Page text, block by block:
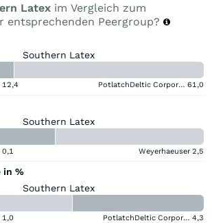
Latex im Vergleich zum
entsprechenden Peergroup?
Southern Latex
12,4 PotlatchDeltic Corporation 61,0
Southern Latex
0,1 Weyerhaeuser 2,5
in %
Southern Latex
1,0 PotlatchDeltic Corporation 4,3